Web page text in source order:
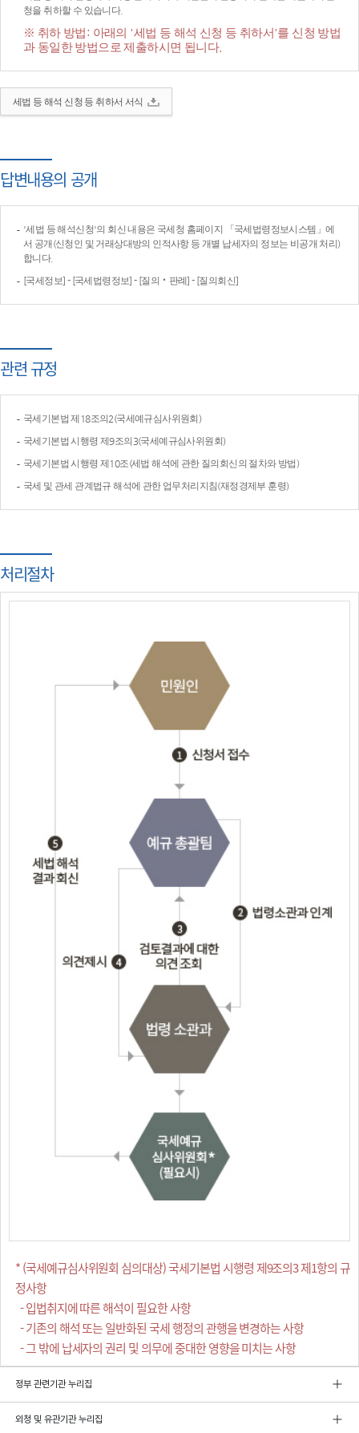
청을 취하할 수 있습니다.
※ 취하 방법: 아래의 '세법 등 해석 신청 등 취하서'를 신청 방법
과 동일한 방법으로 제출하시면 됩니다.
세법 등 해석 신청 등 취하서 서식
답변내용의 공개
'세법 등 해석신청'의 회신 내용은 국세청 홈페이지 「국세법령정보시스템」에
서 공개(신청인 및 거래상대방의 인적사항 등 개별 납세자의 정보는 비공개 처리)
합니다.
[국세정보] - [국세법령정보] - [질의‧판례] - [질의회신]
관련 규정
국세기본법 제18조의2(국세예규심사위원회)
국세기본법 시행령 제9조의3(국세예규심사위원회)
국세기본법 시행령 제10조(세법 해석에 관한 질의회신의 절차와 방법)
국세 및 관세 관계법규 해석에 관한 업무처리지침(재정경제부 훈령)
처리절차
* (국세예규심사위원회 심의대상) 국세기본법 시행령 제9조의3 제1항의 규
정사항
- 입법취지에 따른 해석이 필요한 사항
- 기존의 해석 또는 일반화된 국세 행정의 관행을 변경하는 사항
- 그 밖에 납세자의 권리 및 의무에 중대한 영향을 미치는 사항
정부 관련기관 누리집
외청 및 유관기관 누리집